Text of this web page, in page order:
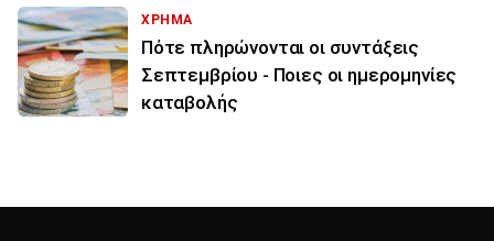
ΧΡΗΜΑ
Πότε πληρώνονται οι συντάξεις
Σεπτεμβρίου - Ποιες οι ημερομηνίες
καταβολής